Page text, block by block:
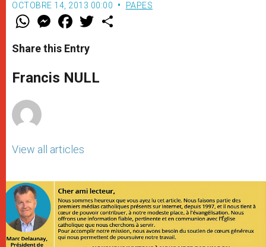
OCTOBRE 14, 2013 00:00 PAPES
W
t
s
p
p
M
e
s
e
g
e
F
a
e
b
o
k
w
Share this Entry
Francis NULL
View all articles